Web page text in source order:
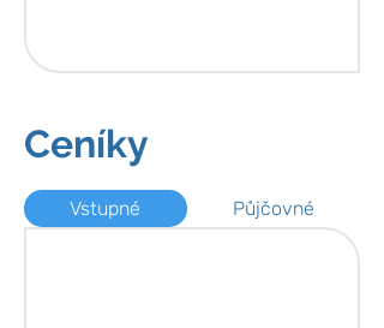
Ceníky
Vstupné Půjčovné